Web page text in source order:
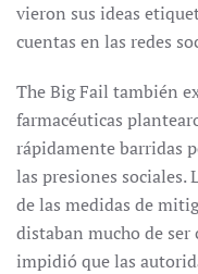
vieron sus ideas
cuentas en las redes
The Big Fail también
farmacéuticas
rápidamente barridas
las presiones sociales.
de las medidas de
distaban mucho de ser
impidió que las